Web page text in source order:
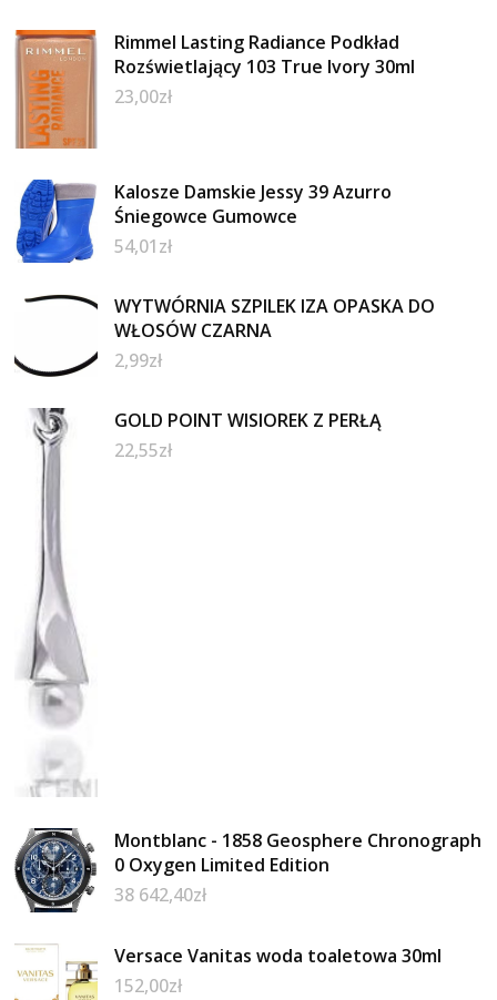
Rimmel Lasting Radiance Podkład
Rozświetlający 103 True Ivory 30ml
23,00zł
Kalosze Damskie Jessy 39 Azurro
Śniegowce Gumowce
54,01zł
WYTWÓRNIA SZPILEK IZA OPASKA DO
WŁOSÓW CZARNA
2,99zł
GOLD POINT WISIOREK Z PERŁĄ
22,55zł
Montblanc - 1858 Geosphere Chronograph
0 Oxygen Limited Edition
38 642,40zł
Versace Vanitas woda toaletowa 30ml
152,00zł